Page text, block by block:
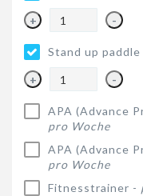
+ -
Stand up paddle
+ -
APA (Advance
pro Woche
APA (Advance
pro Woche
Fitnesstrainer -